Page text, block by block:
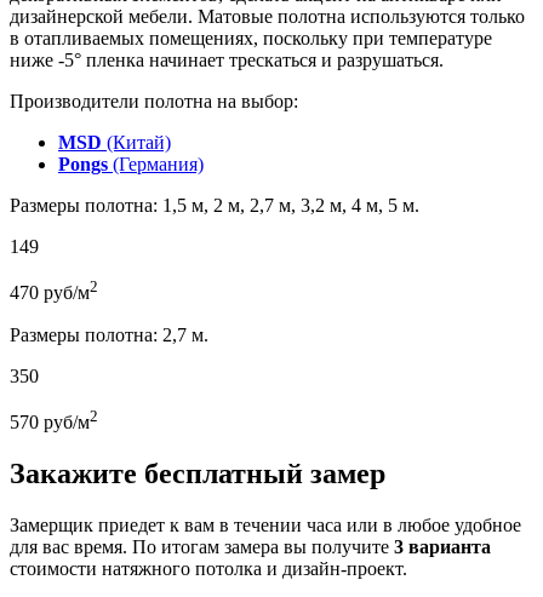
дизайнерской мебели. Матовые полотна используются только
в отапливаемых помещениях, поскольку при температуре
ниже -5° пленка начинает трескаться и разрушаться.
Производители полотна на выбор:
MSD (Китай)
Pongs (Германия)
Размеры полотна: 1,5 м, 2 м, 2,7 м, 3,2 м, 4 м, 5 м.
149
470 руб/м2
Размеры полотна: 2,7 м.
350
570 руб/м2
Закажите бесплатный замер
Замерщик приедет к вам в течении часа или в любое удобное
для вас время. По итогам замера вы получите 3 варианта
стоимости натяжного потолка и дизайн-проект.